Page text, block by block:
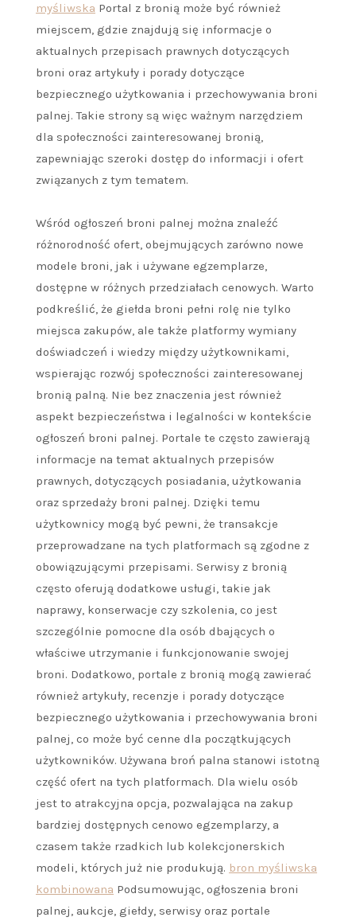
myśliwska Portal z bronią może być również
miejscem, gdzie znajdują się informacje o
aktualnych przepisach prawnych dotyczących
broni oraz artykuły i porady dotyczące
bezpiecznego użytkowania i przechowywania broni
palnej. Takie strony są więc ważnym narzędziem
dla społeczności zainteresowanej bronią,
zapewniając szeroki dostęp do informacji i ofert
związanych z tym tematem.
Wśród ogłoszeń broni palnej można znaleźć
różnorodność ofert, obejmujących zarówno nowe
modele broni, jak i używane egzemplarze,
dostępne w różnych przedziałach cenowych. Warto
podkreślić, że giełda broni pełni rolę nie tylko
miejsca zakupów, ale także platformy wymiany
doświadczeń i wiedzy między użytkownikami,
wspierając rozwój społeczności zainteresowanej
bronią palną. Nie bez znaczenia jest również
aspekt bezpieczeństwa i legalności w kontekście
ogłoszeń broni palnej. Portale te często zawierają
informacje na temat aktualnych przepisów
prawnych, dotyczących posiadania, użytkowania
oraz sprzedaży broni palnej. Dzięki temu
użytkownicy mogą być pewni, że transakcje
przeprowadzane na tych platformach są zgodne z
obowiązującymi przepisami. Serwisy z bronią
często oferują dodatkowe usługi, takie jak
naprawy, konserwacje czy szkolenia, co jest
szczególnie pomocne dla osób dbających o
właściwe utrzymanie i funkcjonowanie swojej
broni. Dodatkowo, portale z bronią mogą zawierać
również artykuły, recenzje i porady dotyczące
bezpiecznego użytkowania i przechowywania broni
palnej, co może być cenne dla początkujących
użytkowników. Używana broń palna stanowi istotną
część ofert na tych platformach. Dla wielu osób
jest to atrakcyjna opcja, pozwalająca na zakup
bardziej dostępnych cenowo egzemplarzy, a
czasem także rzadkich lub kolekcjonerskich
modeli, których już nie produkują. bron myśliwska
kombinowana Podsumowując, ogłoszenia broni
palnej, aukcje, giełdy, serwisy oraz portale